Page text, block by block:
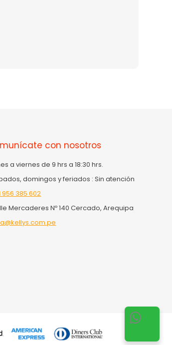
con nosotros
a viernes de 9 hrs a 18:30 hrs.
domingos y feriados : Sin atención
956 385 602
Mercaderes Nº 140 Cercado, Arequipa